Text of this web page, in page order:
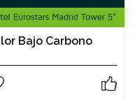
Bajo Carbono